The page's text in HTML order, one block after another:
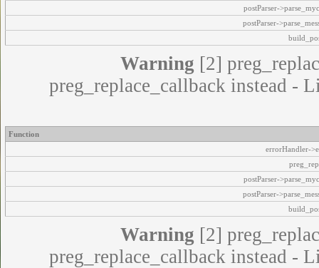
postParser-
postParser-
Warning [2]
preg_replace_callback instead -
Function
errorHandler-
postParser-
postParser-
Warning [2]
preg_replace_callback instead -